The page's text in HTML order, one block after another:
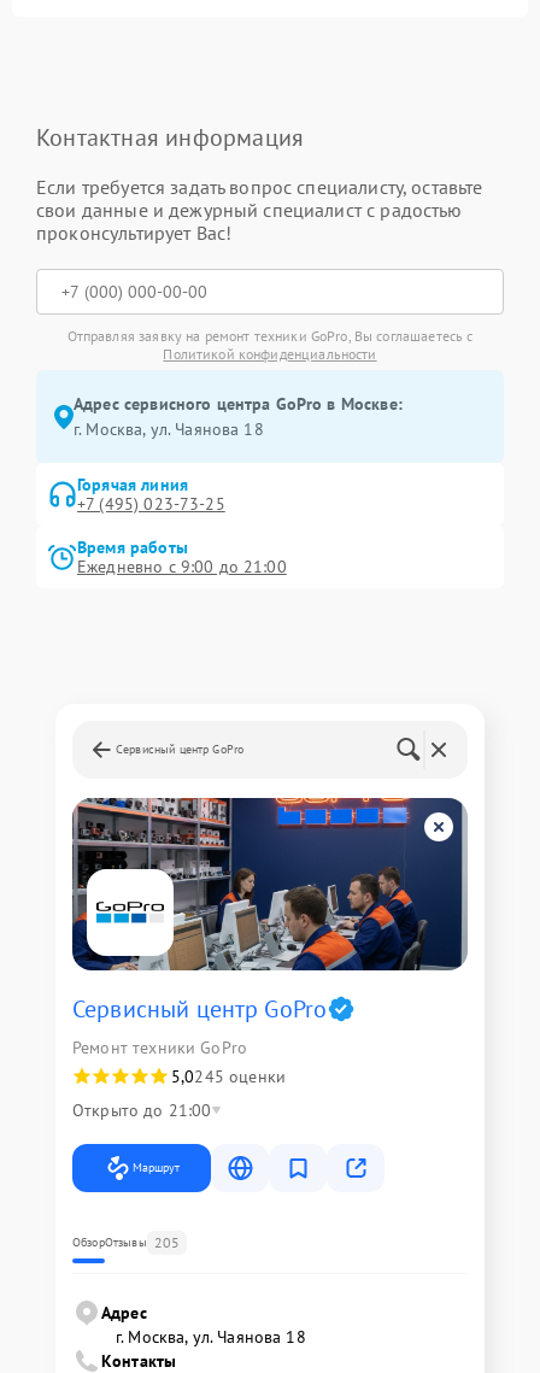
Контактная информация
Если требуется задать вопрос специалисту, оставьте
свои данные и дежурный специалист с радостью
проконсультирует Вас!
Отправляя заявку на ремонт техники GoPro, Вы соглашаетесь с
Политикой конфиденциальности
Адрес сервисного центра GoPro в Москве:
г. Москва, ул. Чаянова 18
Горячая линия
+7 (495) 023-73-25
Время работы
Ежедневно с 9:00 до 21:00
Сервисный центр GoPro
Сервисный центр GoPro
Ремонт техники GoPro
5,0245 оценки
Открыто до 21:00
Маршрут
ОбзорОтзывы 205
Адрес
г. Москва, ул. Чаянова 18
Контакты